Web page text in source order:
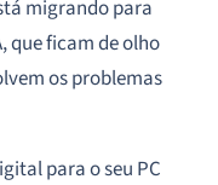
migrando para
que ficam de olho
os problemas
para o seu PC